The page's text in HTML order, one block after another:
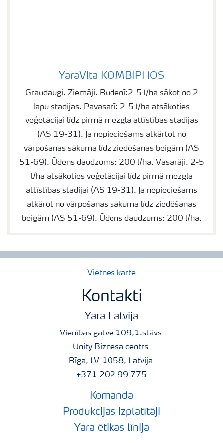
YaraVita KOMBIPHOS
Graudaugi. Ziemāji. Rudenī:2-5 l/ha sākot no 2
lapu stadijas. Pavasarī: 2-5 l/ha atsākoties
veģetācijai līdz pirmā mezgla attīstības stadijas
(AS 19-31). Ja nepieciešams atkārtot no
vārpošanas sākuma līdz ziedēšanas beigām (AS
51-69). Ūdens daudzums: 200 l/ha. Vasarāji. 2-5
l/ha atsākoties veģetācijai līdz pirmā mezgla
attīstības stadijai (AS 19-31). Ja nepieciešams
atkārot no vārpošanas sākuma līdz ziedēšanas
beigām (AS 51-69). Ūdens daudzums: 200 l/ha.
Vietnes karte
Kontakti
Yara Latvija
Vienības gatve 109,1.stāvs
Unity Biznesa centrs
Rīga, LV-1058, Latvija
+371 202 99 775
Komanda
Produkcijas izplatītāji
Yara ētikas līnija